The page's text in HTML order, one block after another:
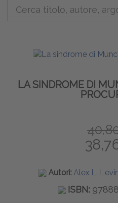
LA SINDROME DI
Autori: Alex L.
ISBN: